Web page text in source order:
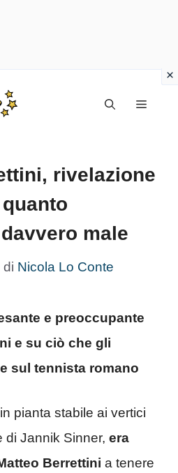
Menu
rivelazione
male
di Nicola Lo Conte
e preoccupante
e su ciò che gli
sul tennista romano
pianta stabile ai vertici
di Jannik Sinner, era
Berrettini a tenere